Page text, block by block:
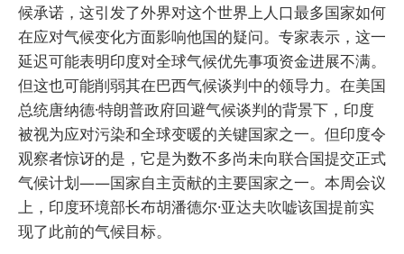
候承诺，这引发了外界对这个世界上人口最多国家如何
在应对气候变化方面影响他国的疑问。专家表示，这一
延迟可能表明印度对全球气候优先事项资金进展不满。
但这也可能削弱其在巴西气候谈判中的领导力。在美国
总统唐纳德·特朗普政府回避气候谈判的背景下，印度
被视为应对污染和全球变暖的关键国家之一。但印度令
观察者惊讶的是，它是为数不多尚未向联合国提交正式
气候计划——国家自主贡献的主要国家之一。本周会议
上，印度环境部长布胡潘德尔·亚达夫吹嘘该国提前实
现了此前的气候目标。